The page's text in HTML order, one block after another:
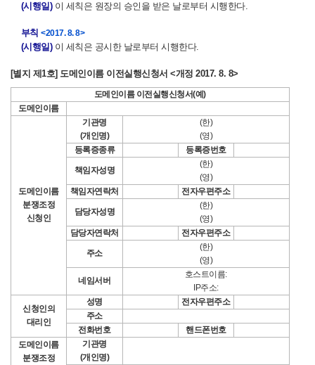
(시행일)이 세칙은 원장의 승인을 받은 날로부터 시행한다.
부칙<2017. 8. 8>
(시행일)이 세칙은 공시한 날로부터 시행한다.
[별지 제1호] 도메인이름 이전실행신청서 <개정 2017. 8. 8>
도메인이름 이전실행신청서(예)
도메인이름
도메인이름
분쟁조정
신청인
기관명
(개인명)
(한)
(영)
등록증종류
등록증번호
책임자성명
(한)
(영)
책임자연락처
전자우편주소
담당자성명
(한)
(영)
담당자연락처
전자우편주소
주소
(한)
(영)
네임서버
호스트이름:
IP주소:
신청인의
대리인
성명
전자우편주소
주소
전화번호
핸드폰번호
도메인이름
분쟁조정
기관명
(개인명)